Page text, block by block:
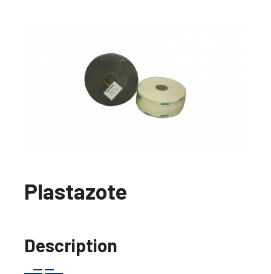
Plastazote
Description